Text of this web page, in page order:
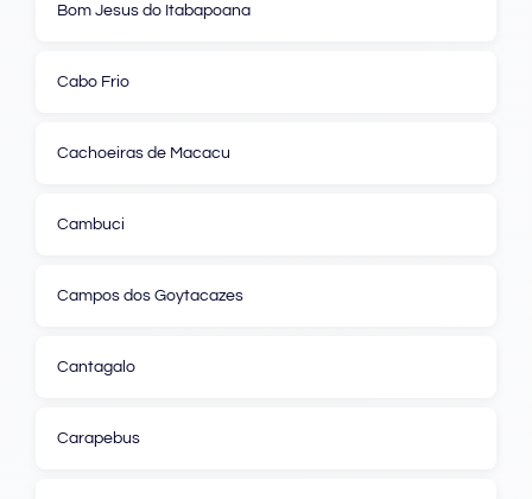
Bom Jesus do Itabapoana
Cabo Frio
Cachoeiras de Macacu
Cambuci
Campos dos Goytacazes
Cantagalo
Carapebus